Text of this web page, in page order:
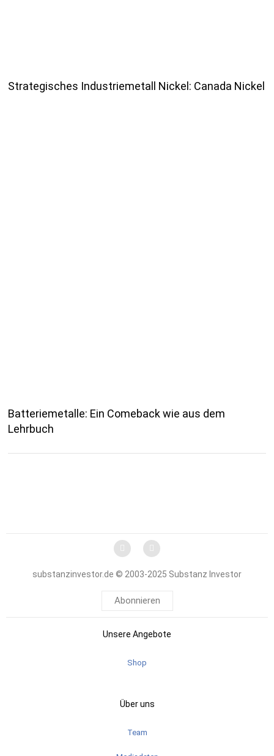
Strategisches Industriemetall Nickel: Canada Nickel
Batteriemetalle: Ein Comeback wie aus dem
Lehrbuch
substanzinvestor.de © 2003-2025 Substanz Investor
Abonnieren
Unsere Angebote
Shop
Über uns
Team